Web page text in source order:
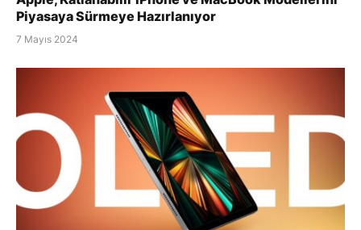
Piyasaya Sürmeye Hazırlanıyor
7 Mayıs 2024